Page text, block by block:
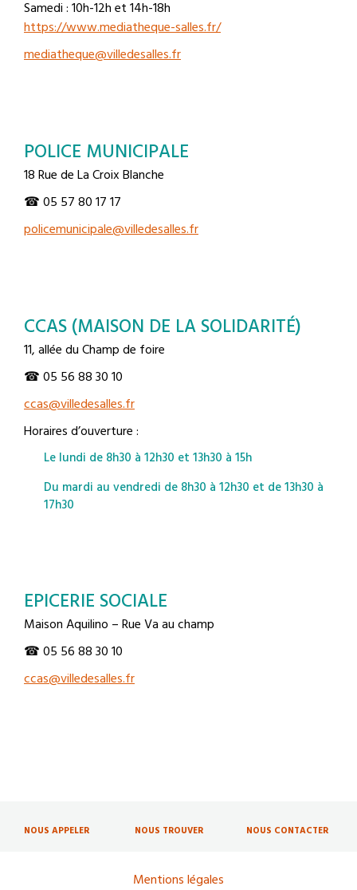
Samedi : 10h-12h et 14h-18h
https://www.mediatheque-salles.fr/
mediatheque@villedesalles.fr
POLICE MUNICIPALE
18 Rue de La Croix Blanche
☎ 05 57 80 17 17
policemunicipale@villedesalles.fr
CCAS (MAISON DE LA SOLIDARITÉ)
11, allée du Champ de foire
☎ 05 56 88 30 10
ccas@villedesalles.fr
Horaires d’ouverture :
Le lundi de 8h30 à 12h30 et 13h30 à 15h
Du mardi au vendredi de 8h30 à 12h30 et de 13h30 à
17h30
EPICERIE SOCIALE
Maison Aquilino – Rue Va au champ
☎ 05 56 88 30 10
ccas@villedesalles.fr
NOUS APPELER NOUS TROUVER NOUS CONTACTER
Mentions légales